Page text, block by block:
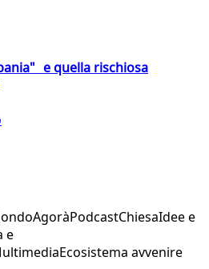
e quella rischiosa
AgoràPodcastChiesaIdee e
e
Ecosistema avvenire